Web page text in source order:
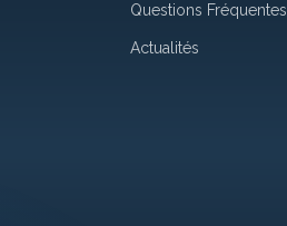
Questions Fréquentes
Actualités